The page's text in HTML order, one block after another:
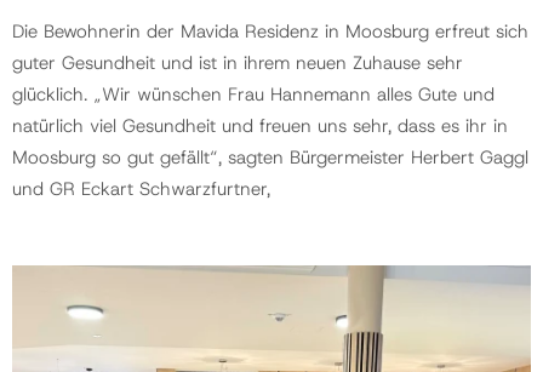
Die Bewohnerin der Mavida Residenz in Moosburg erfreut sich
guter Gesundheit und ist in ihrem neuen Zuhause sehr
glücklich. „Wir wünschen Frau Hannemann alles Gute und
natürlich viel Gesundheit und freuen uns sehr, dass es ihr in
Moosburg so gut gefällt“, sagten Bürgermeister Herbert Gaggl
und GR Eckart Schwarzfurtner,